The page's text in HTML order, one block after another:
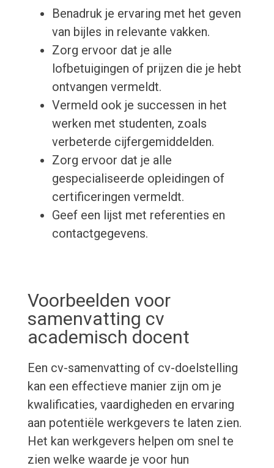
Benadruk je ervaring met het geven
van bijles in relevante vakken.
Zorg ervoor dat je alle
lofbetuigingen of prijzen die je hebt
ontvangen vermeldt.
Vermeld ook je successen in het
werken met studenten, zoals
verbeterde cijfergemiddelden.
Zorg ervoor dat je alle
gespecialiseerde opleidingen of
certificeringen vermeldt.
Geef een lijst met referenties en
contactgegevens.
Voorbeelden voor
samenvatting cv
academisch docent
Een cv-samenvatting of cv-doelstelling
kan een effectieve manier zijn om je
kwalificaties, vaardigheden en ervaring
aan potentiële werkgevers te laten zien.
Het kan werkgevers helpen om snel te
zien welke waarde je voor hun